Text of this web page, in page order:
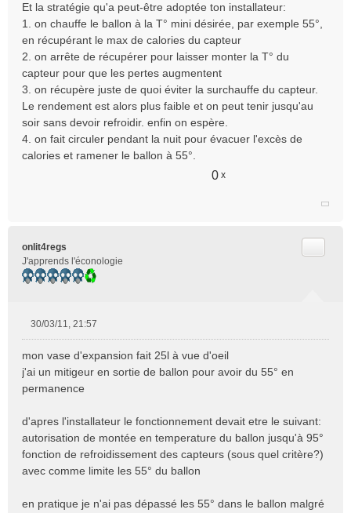
Et la stratégie qu'a peut-être adoptée ton installateur:
1. on chauffe le ballon à la T° mini désirée, par exemple 55°,
en récupérant le max de calories du capteur
2. on arrête de récupérer pour laisser monter la T° du
capteur pour que les pertes augmentent
3. on récupère juste de quoi éviter la surchauffe du capteur.
Le rendement est alors plus faible et on peut tenir jusqu'au
soir sans devoir refroidir. enfin on espère.
4. on fait circuler pendant la nuit pour évacuer l'excès de
calories et ramener le ballon à 55°.
0 x
onlit4regs
J'apprends l'éconologie
s
s
a
e
n
n
l
30/03/11, 21:57
mon vase d'expansion fait 25l à vue d'oeil
j'ai un mitigeur en sortie de ballon pour avoir du 55° en
permanence
d'apres l'installateur le fonctionnement devait etre le suivant:
autorisation de montée en temperature du ballon jusqu'à 95°
fonction de refroidissement des capteurs (sous quel critère?)
avec comme limite les 55° du ballon
en pratique je n'ai pas dépassé les 55° dans le ballon malgré